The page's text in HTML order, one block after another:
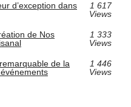
d’exception dans
1 617
Views
de Nos
1 333
Views
de la
1 446
Views